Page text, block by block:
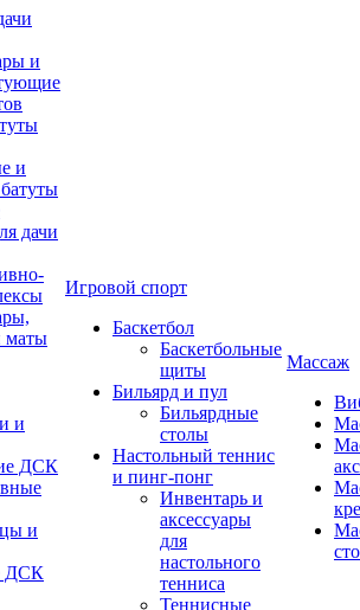
и
и
дачи
маты
и
ДСК
и
ДСК
Игровой спорт
Баскетбол
Баскетбольные
щиты
Бильярд и пул
Бильярдные
столы
Настольный теннис
и пинг-понг
Инвентарь и
аксессуары
для
настольного
тенниса
Теннисные
Массаж